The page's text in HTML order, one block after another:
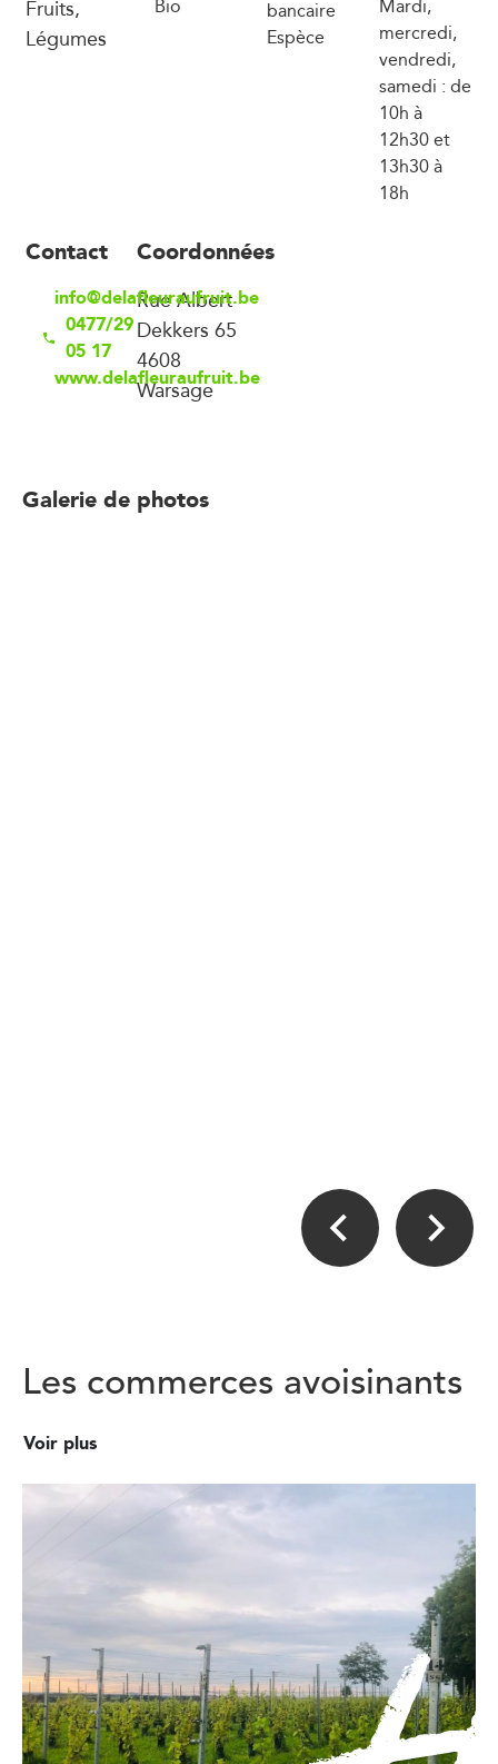
Fruits,
Légumes
Bio
bancaire
Espèce
Mardi,
mercredi,
vendredi,
samedi : de
10h à
12h30 et
13h30 à
18h
Contact
info@delafleuraufruit.be
0477/29
05 17
www.delafleuraufruit.be
Coordonnées
Rue Albert
Dekkers 65
4608
Warsage
Galerie de photos
Les commerces avoisinants
Voir plus